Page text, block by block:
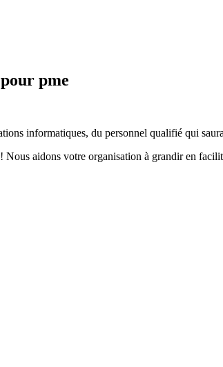
pme
informatiques, du personnel qualifié qui
Nous aidons votre organisation à grandir en